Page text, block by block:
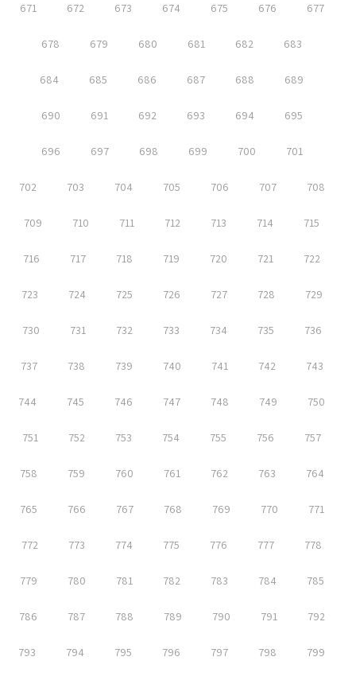
671 672 673 674 675 676 677
678 679 680 681 682 683
684 685 686 687 688 689
690 691 692 693 694 695
696 697 698 699 700 701
702 703 704 705 706 707 708
709 710 711 712 713 714 715
716 717 718 719 720 721 722
723 724 725 726 727 728 729
730 731 732 733 734 735 736
737 738 739 740 741 742 743
744 745 746 747 748 749 750
751 752 753 754 755 756 757
758 759 760 761 762 763 764
765 766 767 768 769 770 771
772 773 774 775 776 777 778
779 780 781 782 783 784 785
786 787 788 789 790 791 792
793 794 795 796 797 798 799